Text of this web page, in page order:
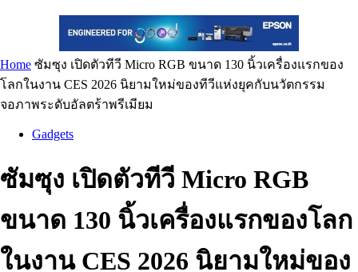
Home ซัมซุง เปิดตัวทีวี Micro RGB ขนาด 130 นิ้วเครื่องแรกของ
โลกในงาน CES 2026 นิยามใหม่ของทีวีแห่งยุคกับนวัตกรรม
จอภาพระดับอัลตร้าพรีเมียม
Gadgets
ซัมซุง เปิดตัวทีวี Micro RGB
ขนาด 130 นิ้วเครื่องแรกของโลก
ในงาน CES 2026 นิยามใหม่ของ